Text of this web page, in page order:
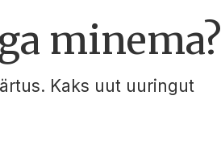
minema?
Kaks uut uuringut